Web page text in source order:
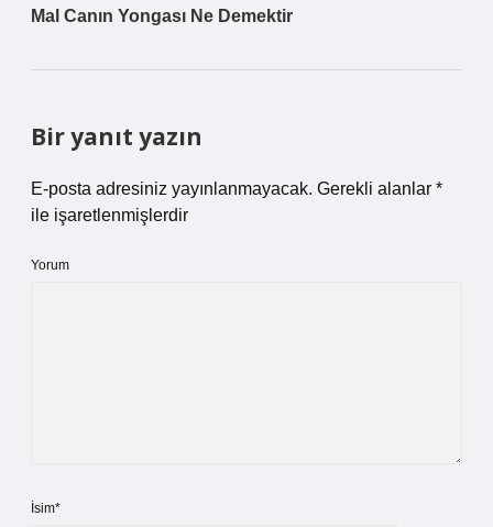
Mal Canın Yongası Ne Demektir
Bir yanıt yazın
E-posta adresiniz yayınlanmayacak. Gerekli alanlar *
ile işaretlenmişlerdir
Yorum
İsim*